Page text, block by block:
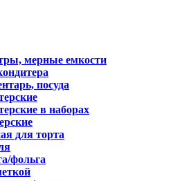
мерные емкости
посуда
в наборах
для торта
фольга